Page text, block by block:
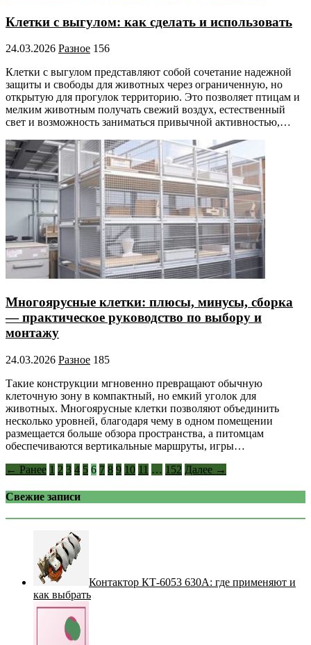
Клетки с выгулом: как сделать и использовать
24.03.2026 Разное 156
Клетки с выгулом представляют собой сочетание надежной
защиты и свободы для животных через ограниченную, но
открытую для прогулок территорию. Это позволяет птицам и
мелким животным получать свежий воздух, естественный
свет и возможность заниматься привычной активностью,…
Многоярусные клетки: плюсы, минусы, сборка
— практическое руководство по выбору и
монтажу
24.03.2026 Разное 185
Такие конструкции мгновенно превращают обычную
клеточную зону в компактный, но емкий уголок для
животных. Многоярусные клетки позволяют объединить
несколько уровней, благодаря чему в одном помещении
размещается больше обзора пространства, а питомцам
обеспечиваются вертикальные маршруты, игры…
← Ранее 1 2 3 4 5 6 7 8 9 10 11 … 152 Далее →
Свежие записи
Контактор КТ-6053 630А: где применяют и
как выбрать